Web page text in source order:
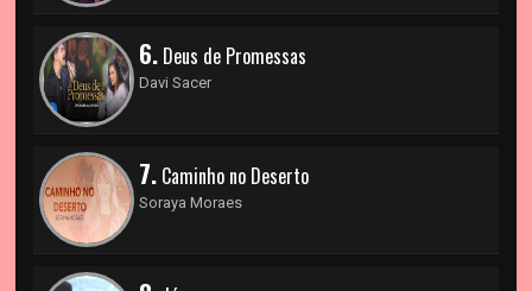
6. Deus de Promessas
Davi Sacer
7. Caminho no Deserto
Soraya Moraes